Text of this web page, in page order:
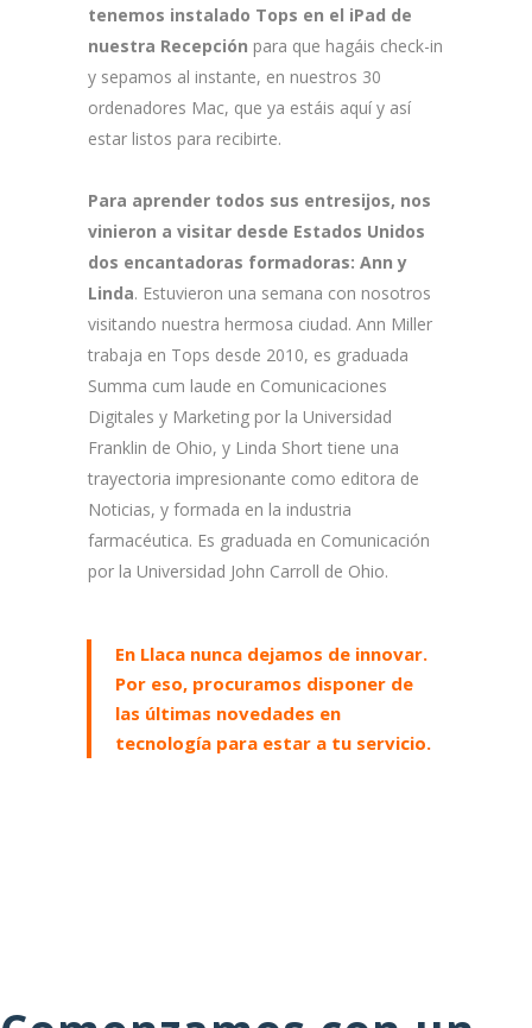
tenemos instalado Tops en el iPad de
nuestra Recepción para que hagáis check-in
y sepamos al instante, en nuestros 30
ordenadores Mac, que ya estáis aquí y así
estar listos para recibirte.
Para aprender todos sus entresijos, nos
vinieron a visitar desde Estados Unidos
dos encantadoras formadoras: Ann y
Linda. Estuvieron una semana con nosotros
visitando nuestra hermosa ciudad. Ann Miller
trabaja en Tops desde 2010, es graduada
Summa cum laude en Comunicaciones
Digitales y Marketing por la Universidad
Franklin de Ohio, y Linda Short tiene una
trayectoria impresionante como editora de
Noticias, y formada en la industria
farmacéutica. Es graduada en Comunicación
por la Universidad John Carroll de Ohio.
En Llaca nunca dejamos de innovar.
Por eso, procuramos disponer de
las últimas novedades en
tecnología para estar a tu servicio.